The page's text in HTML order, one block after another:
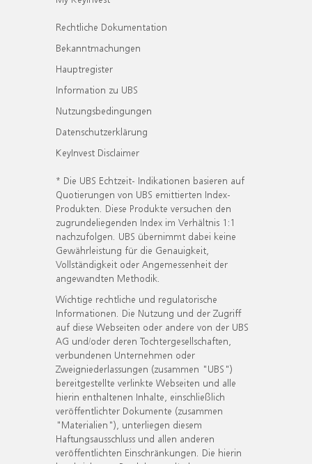
Rechtliche Dokumentation
Bekanntmachungen
Hauptregister
Information zu UBS
Nutzungsbedingungen
Datenschutzerklärung
KeyInvest Disclaimer
* Die UBS Echtzeit- Indikationen basieren auf
Quotierungen von UBS emittierten Index-
Produkten. Diese Produkte versuchen den
zugrundeliegenden Index im Verhältnis 1:1
nachzufolgen. UBS übernimmt dabei keine
Gewährleistung für die Genauigkeit,
Vollständigkeit oder Angemessenheit der
angewandten Methodik.
Wichtige rechtliche und regulatorische
Informationen. Die Nutzung und der Zugriff
auf diese Webseiten oder andere von der UBS
AG und/oder deren Tochtergesellschaften,
verbundenen Unternehmen oder
Zweigniederlassungen (zusammen "UBS")
bereitgestellte verlinkte Webseiten und alle
hierin enthaltenen Inhalte, einschließlich
veröffentlichter Dokumente (zusammen
"Materialien"), unterliegen diesem
Haftungsausschluss und allen anderen
veröffentlichten Einschränkungen. Die hierin